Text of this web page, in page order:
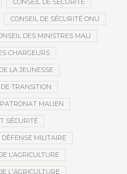
CONSEIL DE SÉCURITÉ
CONSEIL DE SÉCURITÉ ONU
DES MINISTRES MALI
CHARGEURS
LA JEUNESSE
TRANSITION
MALIEN
SÉCURITÉ
MILITAIRE
L’AGRICULTURE
L'AGRICULTURE